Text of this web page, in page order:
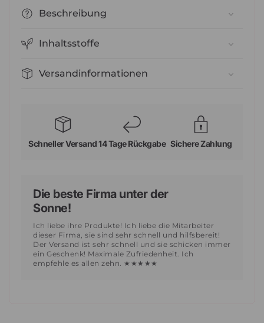
Beschreibung
Inhaltsstoffe
Versandinformationen
Schneller Versand14 Tage Rückgabe Sichere Zahlung
Die beste Firma unter der
Sonne!
Ich liebe ihre Produkte! Ich liebe die Mitarbeiter
dieser Firma, sie sind sehr schnell und hilfsbereit!
Der Versand ist sehr schnell und sie schicken immer
ein Geschenk! Maximale Zufriedenheit. Ich
empfehle es allen zehn. ★★★★★